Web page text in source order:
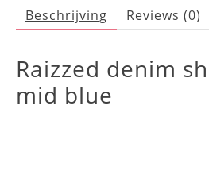
Beschrijving Reviews (0)
Raizzed denim
mid blue